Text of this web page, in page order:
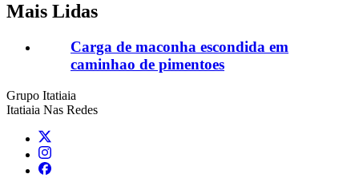
Mais Lidas
Carga de maconha escondida em
caminhao de pimentoes
Grupo Itatiaia
Itatiaia Nas Redes